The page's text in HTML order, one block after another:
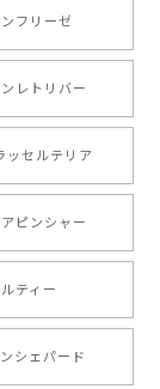
したが… 可
【 自然に囲まれた ポメラニアン 】マグカップ 犬 ペット うちの子 犬グッズ ギフト プレゼント 母の日
で、注文し
フリーゼ
レトリバー
ッセルテリア
ピンシャー
ティー
シェパード